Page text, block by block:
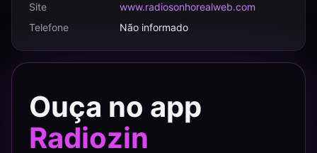
Site
www.radiosonhorealweb.com
Telefone
Não informado
Ouça no app
Radiozin